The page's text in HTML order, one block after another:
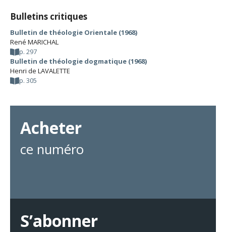
Bulletins critiques
Bulletin de théologie Orientale (1968)
René MARICHAL
p. 297
Bulletin de théologie dogmatique (1968)
Henri de LAVALETTE
p. 305
Acheter
ce numéro
S’abonner